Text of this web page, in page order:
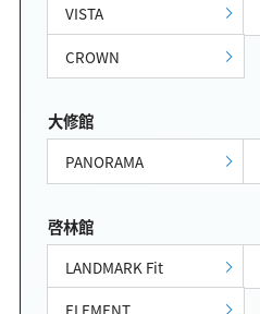
VISTA
CROWN
大修館
PANORAMA
啓林館
LANDMARK Fit